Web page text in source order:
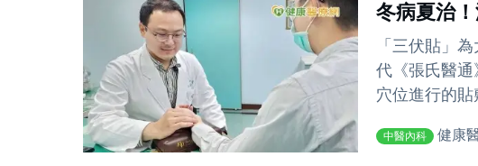
冬病夏治
「三伏貼」
代《張氏醫
穴位進行的
中醫內科 健康